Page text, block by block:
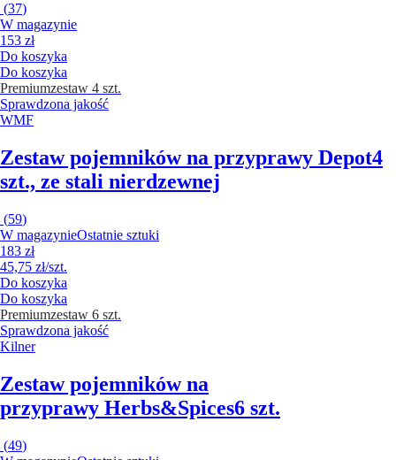
(37)
W magazynie
153 zł
Do koszyka
Do koszyka
Premiumzestaw 4 szt.
Sprawdzona jakość
WMF
Zestaw pojemników na przyprawy Depot4
szt., ze stali nierdzewnej
(59)
W magazynieOstatnie sztuki
183 zł
45,75 zł/szt.
Do koszyka
Do koszyka
Premiumzestaw 6 szt.
Sprawdzona jakość
Kilner
Zestaw pojemników na
przyprawy Herbs&Spices6 szt.
(49)